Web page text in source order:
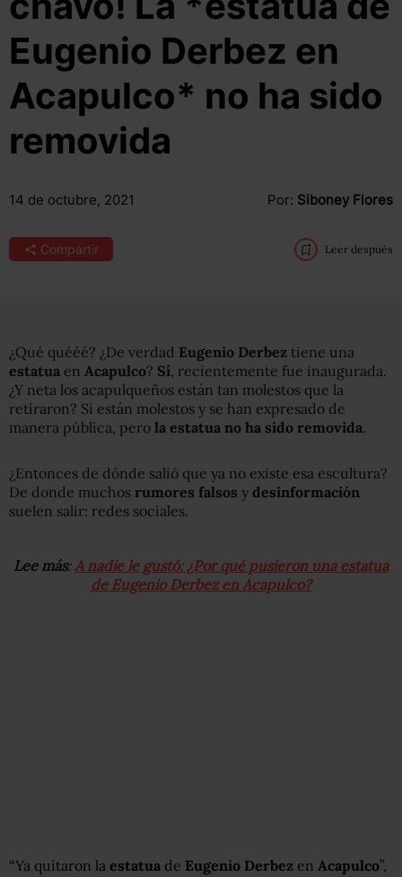
Eugenio Derbez en
Acapulco* no ha sido
removida
14 de octubre, 2021 Por: Siboney Flores
Compartir Leer después
¿Qué quééé? ¿De verdad Eugenio Derbez tiene una
estatua en Acapulco? Sí, recientemente fue inaugurada.
¿Y neta los acapulqueños están tan molestos que la
retiraron? Sí están molestos y se han expresado de
manera pública, pero la estatua no ha sido removida.
¿Entonces de dónde salió que ya no existe esa escultura?
De donde muchos rumores falsos y desinformación
suelen salir: redes sociales.
Lee más:A nadie le gustó: ¿Por qué pusieron una estatua
de Eugenio Derbez en Acapulco?
“Ya quitaron la estatua de Eugenio Derbez en Acapulco”,